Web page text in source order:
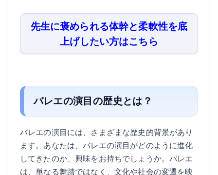
先生に褒められる体幹と柔軟性を底
上げしたい方はこちら
バレエの演目の歴史とは？
バレエの演目には、さまざまな歴史的背景があり
ます。あなたは、バレエの演目がどのように進化
してきたのか、興味をお持ちでしょうか。バレエ
は、単なる舞踏ではなく、文化や社会の変遷を映